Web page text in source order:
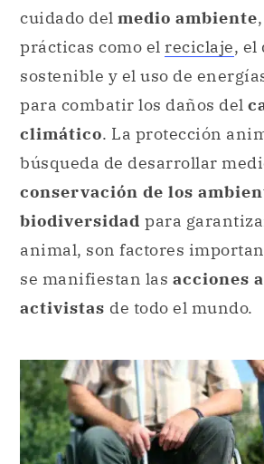
cuidado del medio ambiente
prácticas como el reciclaje, el
sostenible y el uso de
para combatir los daños del
climático. La protección
búsqueda de desarrollar
conservación de los
biodiversidad para
animal, son factores
se manifiestan las acciones
activistas de todo el mundo.